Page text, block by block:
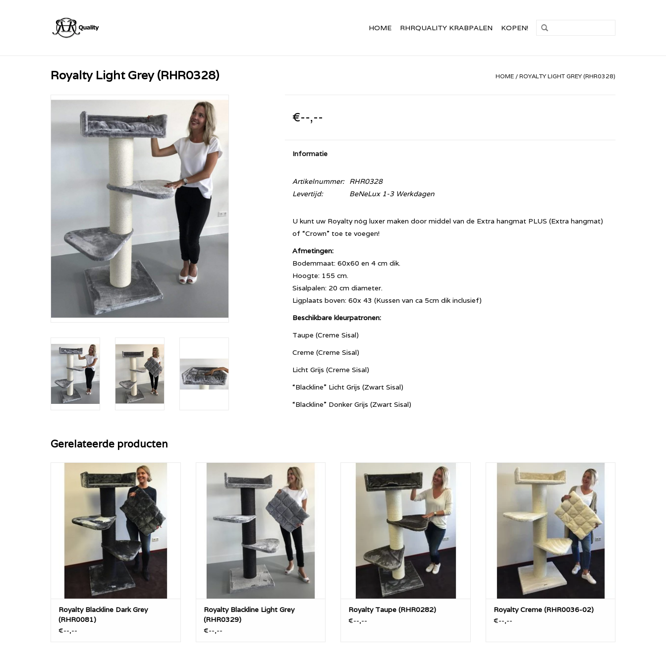
HOME RHRQUALITY KRABPALEN KOPEN!
Royalty Light Grey (RHR0328) HOME / ROYALTY LIGHT GREY (RHR0328)
€--,--
Informatie
Artikelnummer:
RHR0328
Levertijd:
BeNeLux 1-3 Werkdagen
U kunt uw Royalty nóg luxer maken door middel van de Extra hangmat PLUS (Extra hangmat)
of “Crown” toe te voegen!
Afmetingen:
Bodemmaat: 60x60 en 4 cm dik.
Hoogte: 155 cm.
Sisalpalen: 20 cm diameter.
Ligplaats boven: 60x 43 (Kussen van ca 5cm dik inclusief)
Beschikbare kleurpatronen:
Taupe (Creme Sisal)
Creme (Creme Sisal)
Licht Grijs (Creme Sisal)
“Blackline” Licht Grijs (Zwart Sisal)
“Blackline” Donker Grijs (Zwart Sisal)
Gerelateerde producten
De Royalty, is een zeer stevige krabpaal
met zijn 20cm diameter dikke sisalpalen
en verzwaarde bodemplaat van 60x60 en
4 cm dik. Dit model heeft de meeste
variant-mogelijkheden.
TOEVOEGEN AAN WINKELWAGEN
Royalty Blackline Dark Grey
(RHR0081)
€--,--
De Royalty, is een zeer stevige krabpaal
met zijn 20cm diameter dikke sisalpalen
en verzwaarde bodemplaat van 60x60 en
4 cm dik. Dit model heeft de meeste
variant-mogelijkheden.
TOEVOEGEN AAN WINKELWAGEN
Royalty Blackline Light Grey
(RHR0329)
€--,--
De Royalty, is een zeer stevige krabpaal
met zijn 20cm diameter dikke sisalpalen
en verzwaarde bodemplaat van 60x60 en
4 cm dik. Dit model heeft de meeste
variant-mogelijkheden.
TOEVOEGEN AAN WINKELWAGEN
Royalty Taupe (RHR0282)
€--,--
De Royalty, is een zeer stevige krabpaal
met zijn 20cm diameter dikke sisalpalen
en verzwaarde bodemplaat van 60x60 en
4 cm dik. Dit model heeft de meeste
variant-mogelijkheden.
TOEVOEGEN AAN WINKELWAGEN
Royalty Creme (RHR0036-02)
€--,--